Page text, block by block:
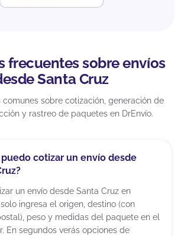
frecuentes sobre envíos
Santa Cruz
comunes sobre cotización, generación de
y rastreo de paquetes en DrEnvío.
puedo cotizar un envío desde
un envío desde Santa Cruz en
solo ingresa el origen, destino (con
peso y medidas del paquete en el
En segundos verás opciones de